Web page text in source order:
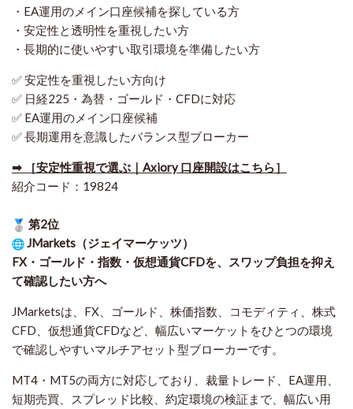
・EA運用のメイン口座候補を探している方
・安定性と透明性を重視したい方
・長期的に使いやすい取引環境を準備したい方
✅ 安定性を重視したい方向け
✅ 日経225・為替・ゴールド・CFDに対応
✅ EA運用のメイン口座候補
✅ 長期運用を意識したバランス型ブローカー
➡ ［安定性重視で選ぶ｜Axiory 口座開設はこちら］
紹介コード：19824
第2位
JMarkets（ジェイマーケッツ）
FX・ゴールド・指数・仮想通貨CFDを、スワップ負担を抑え
て確認したい方へ
JMarketsは、FX、ゴールド、株価指数、コモディティ、株式
CFD、仮想通貨CFDなど、幅広いマーケットをひとつの環境
で確認しやすいマルチアセット型ブローカーです。
MT4・MT5の両方に対応しており、裁量トレード、EA運用、
短期売買、スプレッド比較、約定環境の検証まで、幅広い用